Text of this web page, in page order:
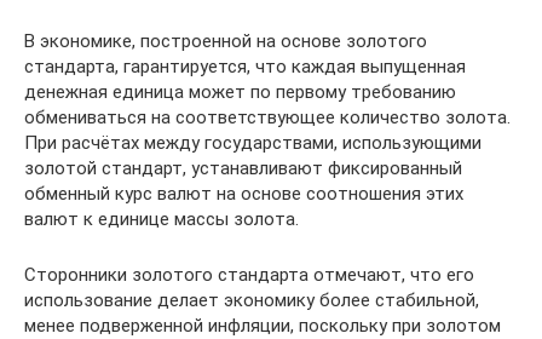
В экономике, построенной на основе золотого
стандарта, гарантируется, что каждая выпущенная
денежная единица может по первому требованию
обмениваться на соответствующее количество золота.
При расчётах между государствами, использующими
золотой стандарт, устанавливают фиксированный
обменный курс валют на основе соотношения этих
валют к единице массы золота.
Сторонники золотого стандарта отмечают, что его
использование делает экономику более стабильной,
менее подверженной инфляции, поскольку при золотом